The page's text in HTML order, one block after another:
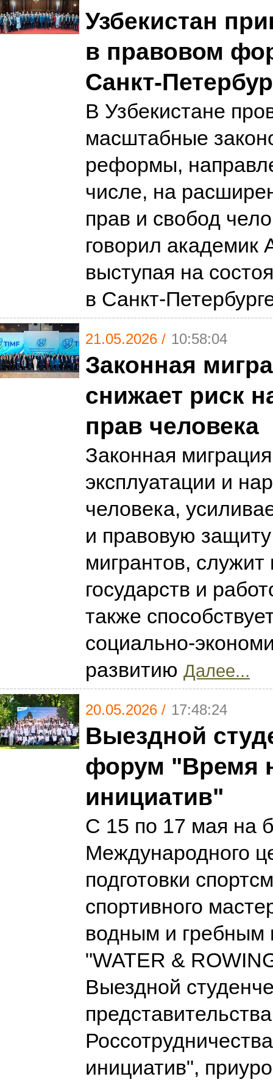
Узбекистан
в правовом
Санкт-
В Узбекистане
масштабные
реформы,
числе, на
прав и свобод
говорил академик
выступая на
в Санкт-
21.05.2026 / 10:58:04
Законная
снижает риск
прав человека
Законная
эксплуатации и
человека,
и правовую
мигрантов,
государств и
также
социально-
развитию Далее...
20.05.2026 / 17:48:24
Выездной
форум "Время
инициатив"
С 15 по 17 мая на
Международного
подготовки
спортивного
водным и гребным
"WATER &
Выездной
представительства
инициатив",